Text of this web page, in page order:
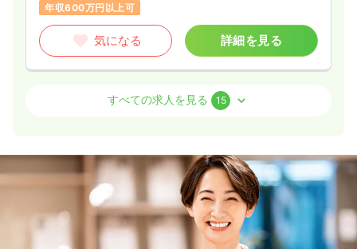
年収600万円以上可
気になる 詳細を見る
給与 20.5〜24.6万円 /月 賞与2回
※一例
8:30～17:30
（休憩60分）
4週8休以上
ブランク可
第二新卒可
月給24万円以上可
すべての求人を見る 15